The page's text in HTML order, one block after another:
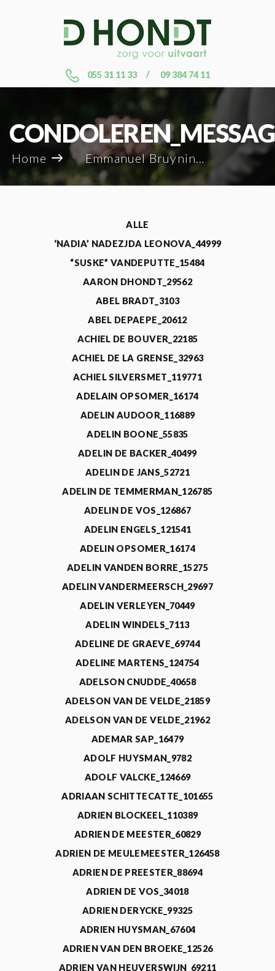
055 31 11 33 09 384 74 11
Home Emmanuel Bruynings_105824
ALLE
‘NADIA’ NADEZJDA LEONOVA_44999
“SUSKE” VANDEPUTTE_15484
AARON DHONDT_29562
ABEL BRADT_3103
ABEL DEPAEPE_20612
ACHIEL DE BOUVER_22185
ACHIEL DE LA GRENSE_32963
ACHIEL SILVERSMET_119771
ADELAIN OPSOMER_16174
ADELIN AUDOOR_116889
ADELIN BOONE_55835
ADELIN DE BACKER_40499
ADELIN DE JANS_52721
ADELIN DE TEMMERMAN_126785
ADELIN DE VOS_126867
ADELIN ENGELS_121541
ADELIN OPSOMER_16174
ADELIN VANDEN BORRE_15275
ADELIN VANDERMEERSCH_29697
ADELIN VERLEYEN_70449
ADELIN WINDELS_7113
ADELINE DE GRAEVE_69744
ADELINE MARTENS_124754
ADELSON CNUDDE_40658
ADELSON VAN DE VELDE_21859
ADELSON VAN DE VELDE_21962
ADEMAR SAP_16479
ADOLF HUYSMAN_9782
ADOLF VALCKE_124669
ADRIAAN SCHITTECATTE_101655
ADRIEN BLOCKEEL_110389
ADRIEN DE MEESTER_60829
ADRIEN DE MEULEMEESTER_126458
ADRIEN DE PREESTER_88694
ADRIEN DE VOS_34018
ADRIEN DERYCKE_99325
ADRIEN HUYSMAN_67604
ADRIEN VAN DEN BROEKE_12526
ADRIEN VAN HEUVERSWIJN_69211